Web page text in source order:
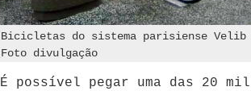
Bicicletas do sistema parisiense
Foto divulgação
É possível pegar uma das 20